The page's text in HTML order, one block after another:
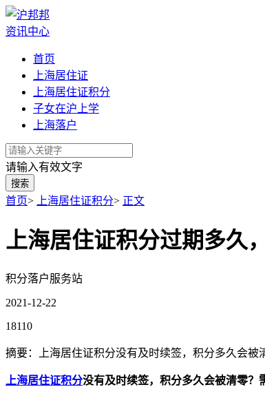
资讯中心
首页
上海居住证
上海居住证积分
子女在沪上学
上海落户
请输入有效文字
搜索
首页> 上海居住证积分> 正文
上海居住证积分过期多久
积分落户服务站
2021-12-22
18110
摘要：上海居住证积分没有及时续签，积分多久会被
上海居住证积分没有及时续签，积分多久会被清零？